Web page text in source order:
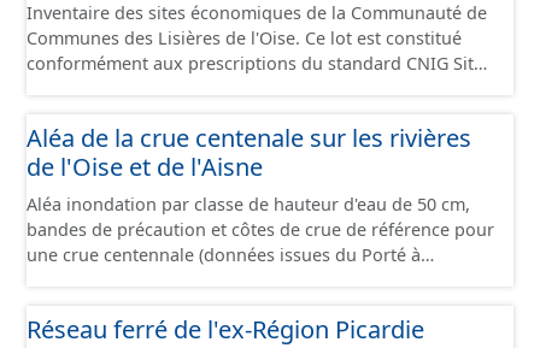
delà des prescriptions du CNIG se limitant aux SCI.
Inventaire des sites économiques de la Communauté de
Communes des Lisières de l'Oise. Ce lot est constitué
conformément aux prescriptions du standard CNIG Sites
Aléa de la crue centenale sur les rivières
de l'Oise et de l'Aisne
Aléa inondation par classe de hauteur d'eau de 50 cm,
bandes de précaution et côtes de crue de référence pour
une crue centennale (données issues du Porté à
Réseau ferré de l'ex-Région Picardie